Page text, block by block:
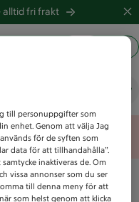
alltid fri frakt
till personuppgifter som
enhet. Genom att välja Jag
för de syften som
data för att tillhandahålla”.
inaktiveras de. Om
vissa annonser som du ser
till denna meny för att
som helst genom att klicka